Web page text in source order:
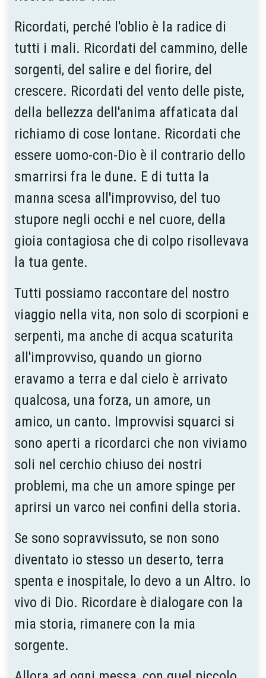
Ricordati, perché l'oblio è la radice di
tutti i mali. Ricordati del cammino, delle
sorgenti, del salire e del fiorire, del
crescere. Ricordati del vento delle piste,
della bellezza dell'anima affaticata dal
richiamo di cose lontane. Ricordati che
essere uomo-con-Dio è il contrario dello
smarrirsi fra le dune. E di tutta la
manna scesa all'improvviso, del tuo
stupore negli occhi e nel cuore, della
gioia contagiosa che di colpo risollevava
la tua gente.
Tutti possiamo raccontare del nostro
viaggio nella vita, non solo di scorpioni e
serpenti, ma anche di acqua scaturita
all'improvviso, quando un giorno
eravamo a terra e dal cielo è arrivato
qualcosa, una forza, un amore, un
amico, un canto. Improvvisi squarci si
sono aperti a ricordarci che non viviamo
soli nel cerchio chiuso dei nostri
problemi, ma che un amore spinge per
aprirsi un varco nei confini della storia.
Se sono sopravvissuto, se non sono
diventato io stesso un deserto, terra
spenta e inospitale, lo devo a un Altro. Io
vivo di Dio. Ricordare è dialogare con la
mia storia, rimanere con la mia
sorgente.